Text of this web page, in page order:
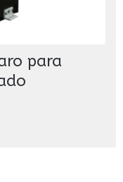
para